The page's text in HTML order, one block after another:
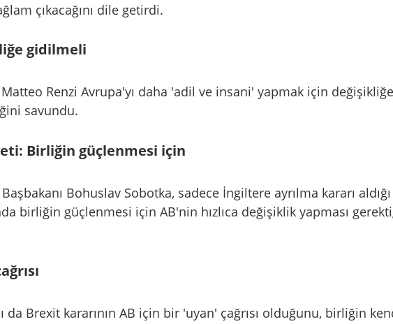
çıkacağını dile getirdi.
gidilmeli
Matteo Renzi Avrupa'yı daha 'adil ve insani' yapmak için değişikliğe
savundu.
Birliğin güçlenmesi için
Bohuslav Sobotka, sadece İngiltere ayrılma kararı
birliğin güçlenmesi için AB'nin hızlıca değişiklik yapması
da Brexit kararının AB için bir 'uyan' çağrısı olduğunu, birliğin